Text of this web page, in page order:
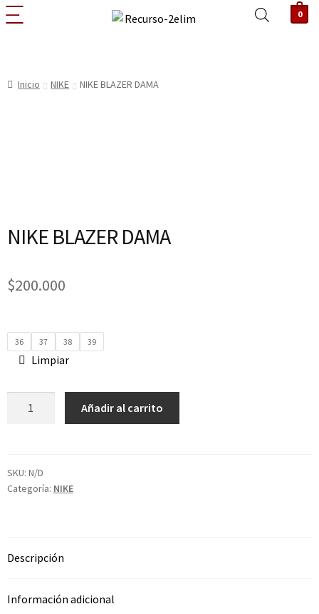
0
Inicio NIKE NIKE BLAZER DAMA
NIKE BLAZER DAMA
$200.000
36 37 38 39
Limpiar
Añadir al carrito
SKU: N/D
Categoría: NIKE
Descripción
Información adicional